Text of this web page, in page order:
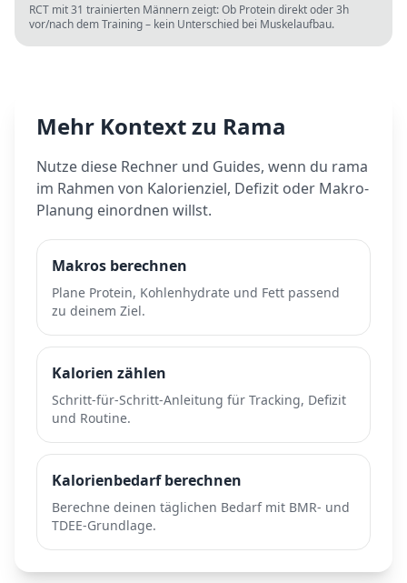
RCT mit 31 trainierten Männern zeigt: Ob Protein direkt oder 3h
vor/nach dem Training – kein Unterschied bei Muskelaufbau.
Mehr Kontext zu Rama
Nutze diese Rechner und Guides, wenn du rama
im Rahmen von Kalorienziel, Defizit oder Makro-
Planung einordnen willst.
Makros berechnen
Plane Protein, Kohlenhydrate und Fett passend
zu deinem Ziel.
Kalorien zählen
Schritt-für-Schritt-Anleitung für Tracking, Defizit
und Routine.
Kalorienbedarf berechnen
Berechne deinen täglichen Bedarf mit BMR- und
TDEE-Grundlage.